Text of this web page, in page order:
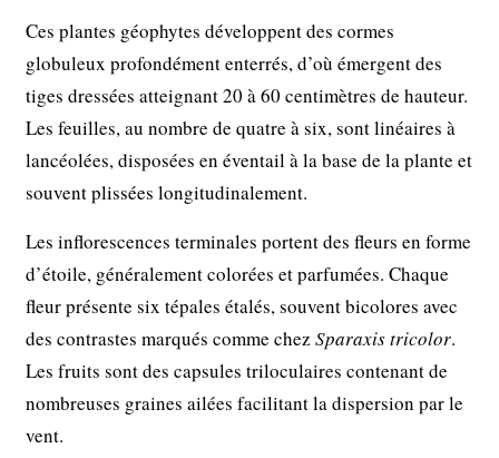
Ces plantes géophytes développent des cormes
globuleux profondément enterrés, d’où émergent des
tiges dressées atteignant 20 à 60 centimètres de hauteur.
Les feuilles, au nombre de quatre à six, sont linéaires à
lancéolées, disposées en éventail à la base de la plante et
souvent plissées longitudinalement.
Les inflorescences terminales portent des fleurs en forme
d’étoile, généralement colorées et parfumées. Chaque
fleur présente six tépales étalés, souvent bicolores avec
des contrastes marqués comme chezSparaxis tricolor.
Les fruits sont des capsules triloculaires contenant de
nombreuses graines ailées facilitant la dispersion par le
vent.